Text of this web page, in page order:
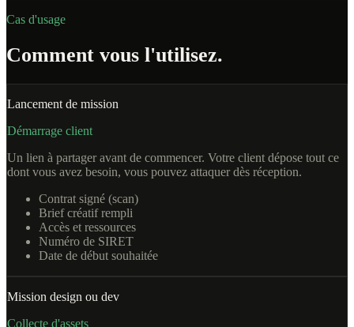
Cas d'usage
Comment vous l'utilisez.
Lancement de mission
Démarrage client
Un lien à partager avant de commencer. Votre client dépose tout ce
dont vous avez besoin, vous pouvez attaquer dès réception.
Contrat signé (scan)
Brief créatif rempli
Accès et ressources
Numéro de SIRET
Date de début souhaitée
Mission design ou dev
Collecte d'assets